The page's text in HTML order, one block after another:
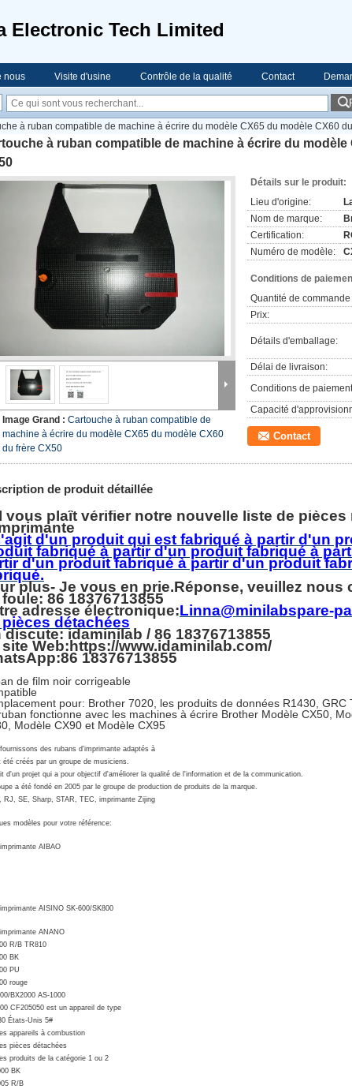
Electronic Tech Limited
nous Visite d'usine Contrôle de la qualité Contact
à ruban compatible de machine à écrire du modèle CX65 du modèle CX60
à ruban compatible de machine à écrire du modèle
Image Grand : Cartouche à ruban compatible de
machine à écrire du modèle CX65 du modèle CX60
du frère CX50
Détails sur le produit:
Lieu d'origine:
Nom de marque:
Certification:
Numéro de modèle:
Conditions de
Quantité de
Prix:
Détails d'emballage:
Délai de livraison:
Conditions de
Capacité
Contact
de produit détaillée
vous plaît vérifier notre nouvelle liste de pièces
d'un produit qui est fabriqué à partir d'un
fabriqué à partir d'un produit fabriqué à
d'un produit fabriqué à partir d'un produit
plus- Je vous en prie.Réponse, veuillez nous
86 18376713855
adresse électronique:Linna@minilabspare-
détachées
discute: idaminilab / 86 18376713855
site Web:https://www.idaminilab.com/
86 18376713855
de film noir corrigeable
pour: Brother 7020, les produits de données R1430, GRC
fonctionne avec les machines à écrire Brother Modèle CX50,
Modèle CX90 et Modèle CX95
des rubans d'imprimante adaptés à
été créés par un groupe de musiciens.
d'un projet qui a pour objectif d'améliorer la qualité de l'information et de la communication.
a été fondé en 2005 par le groupe de production de produits de la marque.
RJ, SE, Sharp, STAR, TEC, imprimante Zijing
modèles pour votre référence:
AIBAO
AISINO SK-600/SK800
ANANO
R/B TR810
BK
PU
rouge
BX2000 AS-1000
CF205050 est un appareil de type
États-Unis 5#
appareils à combustion
pièces détachées
produits de la catégorie 1 ou 2
BK
R/B